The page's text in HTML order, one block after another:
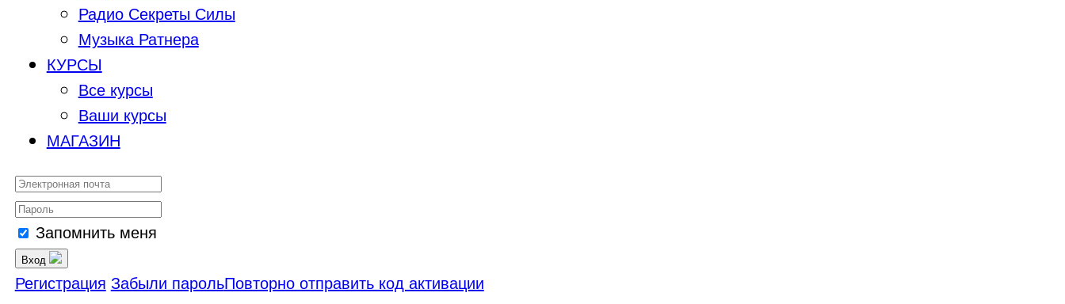
Радио Секреты Силы
Музыка Ратнера
КУРСЫ
Все курсы
Ваши курсы
МАГАЗИН
Запомнить меня
Вход
Регистрация Забыли парольПовторно отправить код активации